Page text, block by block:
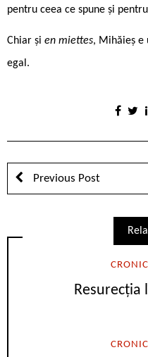
pentru ceea ce spune și
Chiar și en miettes, Mihăieș e
egal.
Previous Post
Resurecția